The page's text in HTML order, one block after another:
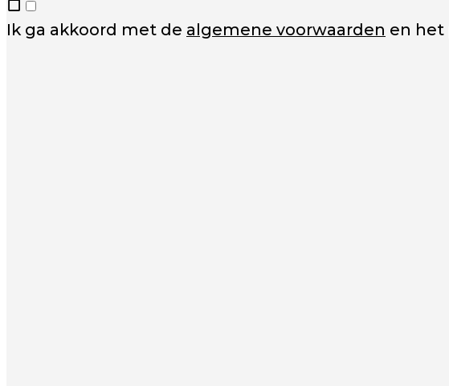
Ik ga akkoord met de algemene voorwaarden en het